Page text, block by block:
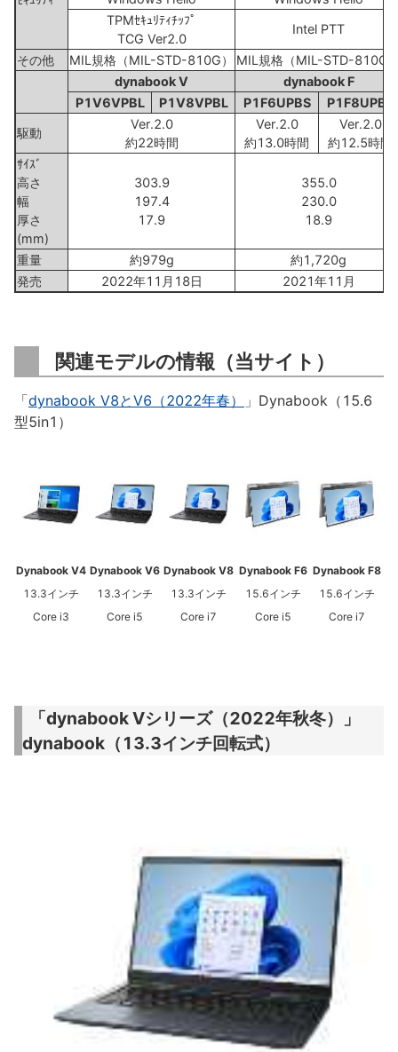
TPMｾｷｭﾘﾃｨﾁｯﾌﾟ
TCG Ver2.0
Intel PTT
その他 MIL規格（MIL-STD-810G）
MIL規格（MIL-STD-810G
dynabook V
dynabook F
P1V6VPBL
P1V8VPBL P1F6UPBS
P1F8UPBS
駆動
Ver.2.0
約22時間
Ver.2.0
約13.0時間
Ver.2.0
約12.5時間
ｻｲｽﾞ
高さ
幅
厚さ
(mm)
303.9
197.4
17.9
355.0
230.0
18.9
重量 約979g
約1,720g
発売
2022年11月18日 2021年11月
関連モデルの情報（当サイト）
「dynabook V8とV6（2022年春）
」Dynabook（15.6
型5in1）
Dynabook V4
13.3インチ
Core i3
Dynabook V6
13.3インチ
Core i5
Dynabook V8
13.3インチ
Core i7
Dynabook F6
15.6インチ
Core i5
Dynabook F8
15.6インチ
Core i7
「dynabook Vシリーズ（2022年秋冬）」
dynabook（13.3インチ回転式）